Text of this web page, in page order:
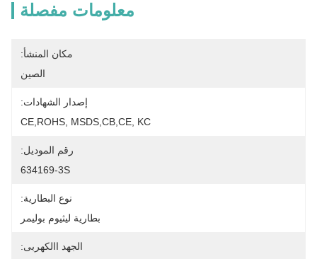
معلومات مفصلة
مكان المنشأ:
الصين
إصدار الشهادات:
CE,ROHS, MSDS,CB,CE, KC
رقم الموديل:
634169-3S
نوع البطارية:
بطارية ليثيوم بوليمر
الجهد االكهربى: